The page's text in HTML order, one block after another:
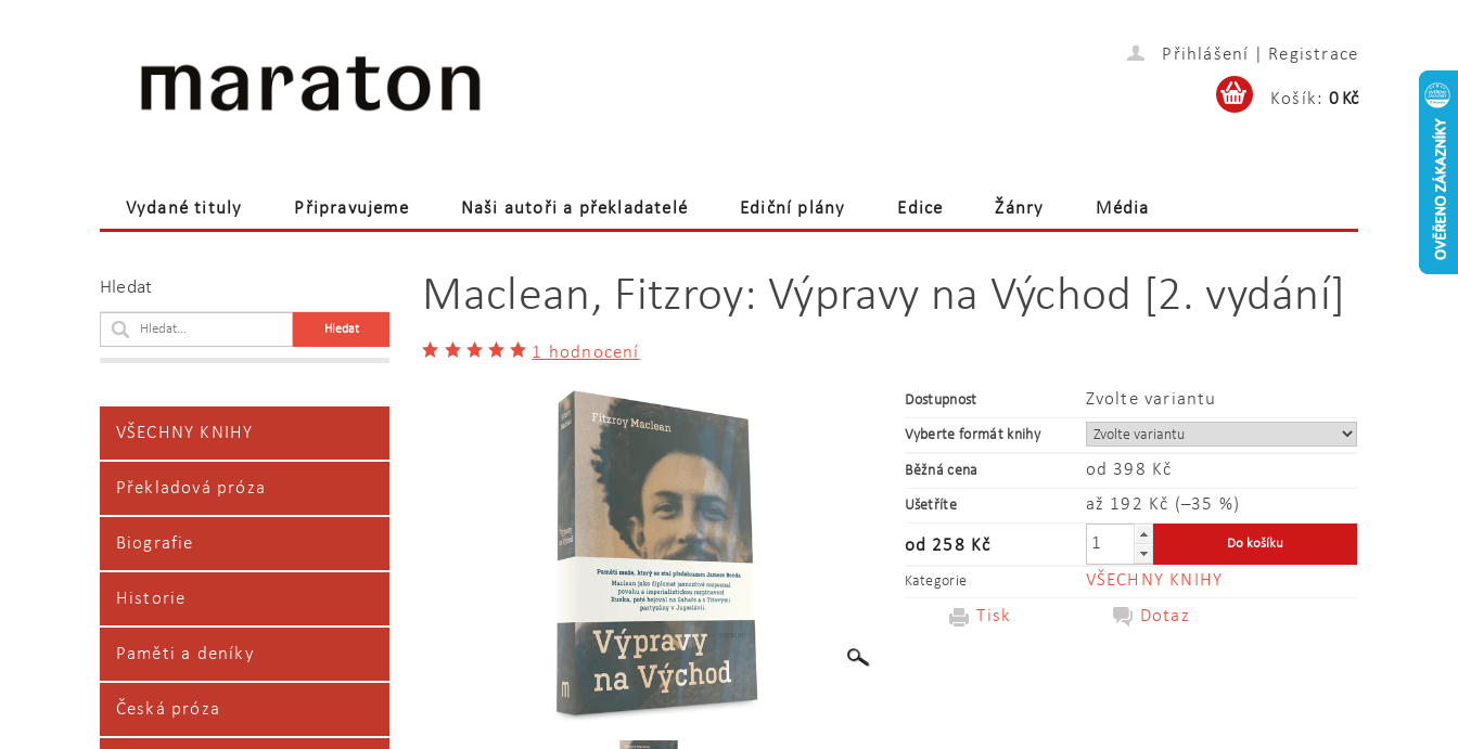
Přihlášení Registrace
Košík: 0 Kč
Vydané tituly Připravujeme Naši autoři a překladatelé Ediční plány Edice Žánry Média
Hledat
VŠECHNY KNIHY
Překladová próza
Biografie
Historie
Paměti a deníky
Česká próza
Maclean, Fitzroy: Výpravy na Východ [2. vydání]
1 hodnocení
Dostupnost Zvolte variantu
Vyberte formát knihy
Běžná cena od 398 Kč
Ušetříte až 192 Kč (–35 %)
od 258 Kč
Kategorie
VŠECHNY KNIHY
Tisk
Dotaz